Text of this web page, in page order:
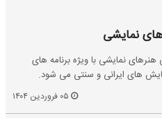
نمایشی
نمایشی با ویژه برنامه های
های ایرانی و سنتی می شود.